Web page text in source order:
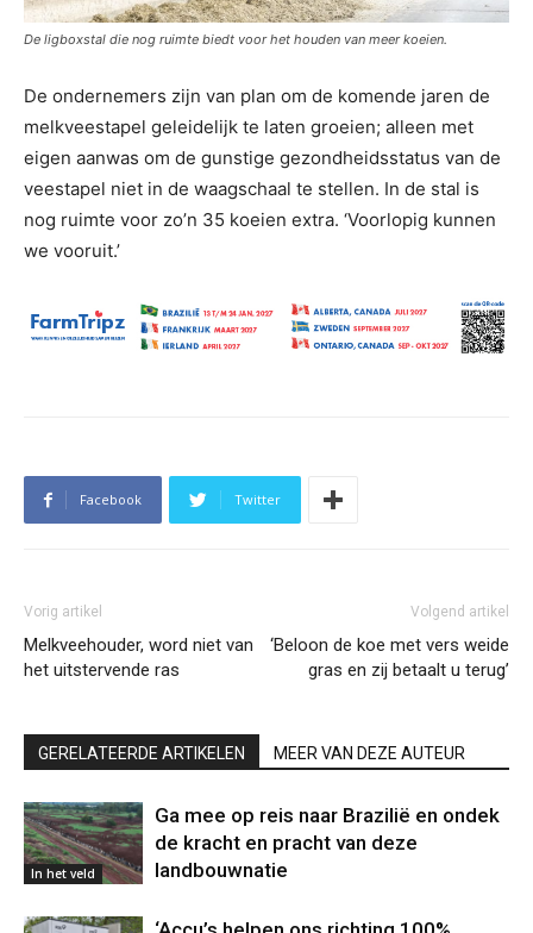
De ligboxstal die nog ruimte biedt voor het houden van meer koeien.
De ondernemers zijn van plan om de komende jaren de
melkveestapel geleidelijk te laten groeien; alleen met
eigen aanwas om de gunstige gezondheidsstatus van de
veestapel niet in de waagschaal te stellen. In de stal is
nog ruimte voor zo’n 35 koeien extra. ‘Voorlopig kunnen
we vooruit.’
Facebook Twitter
Vorig artikel
Melkveehouder, word niet van
het uitstervende ras
Volgend artikel
‘Beloon de koe met vers weide
gras en zij betaalt u terug’
GERELATEERDE ARTIKELEN MEER VAN DEZE AUTEUR
In het veld
Ga mee op reis naar Brazilië en ondek
de kracht en pracht van deze
landbouwnatie